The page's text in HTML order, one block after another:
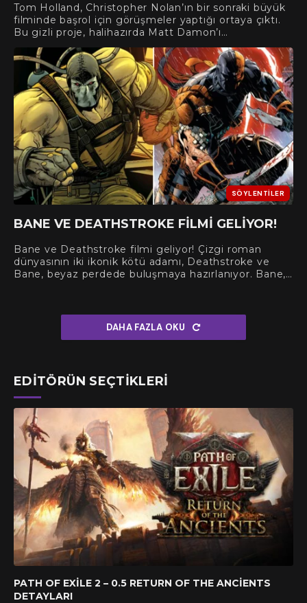
Tom Holland, Christopher Nolan’ın bir sonraki büyük
filminde başrol için görüşmeler yaptığı ortaya çıktı.
Bu gizli proje, halihazırda Matt Damon’ı…
SÖYLENTILER
BANE VE DEATHSTROKE FİLMİ GELİYOR!
Bane ve Deathstroke filmi geliyor! Çizgi roman
dünyasının iki ikonik kötü adamı, Deathstroke ve
Bane, beyaz perdede buluşmaya hazırlanıyor. Bane,…
DAHA FAZLA OKU
EDITÖRÜN SEÇTIKLERI
PATH OF EXILE 2 – 0.5 RETURN OF THE ANCIENTS
DETAYLARI